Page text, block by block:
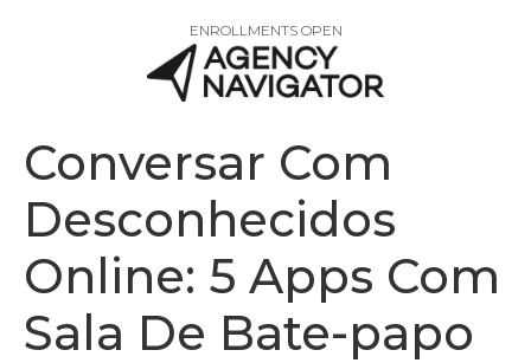
ENROLLMENTS OPEN
Conversar Com
Desconhecidos
Online: 5 Apps Com
Sala De Bate-papo